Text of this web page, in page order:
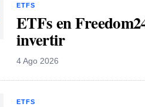
ETFS
ETFs en
invertir
4 Ago 2026
ETFS